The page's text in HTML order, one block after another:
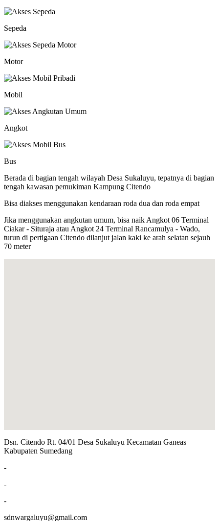
Sepeda
Motor
Mobil
Angkot
Bus
Berada di bagian tengah wilayah Desa Sukaluyu, tepatnya di bagian
tengah kawasan pemukiman Kampung Citendo
Bisa diakses menggunakan kendaraan roda dua dan roda empat
Jika menggunakan angkutan umum, bisa naik Angkot 06 Terminal
Ciakar - Situraja atau Angkot 24 Terminal Rancamulya - Wado,
turun di pertigaan Citendo dilanjut jalan kaki ke arah selatan sejauh
70 meter
Dsn. Citendo Rt. 04/01 Desa Sukaluyu Kecamatan Ganeas
Kabupaten Sumedang
-
-
-
sdnwargaluyu@gmail.com